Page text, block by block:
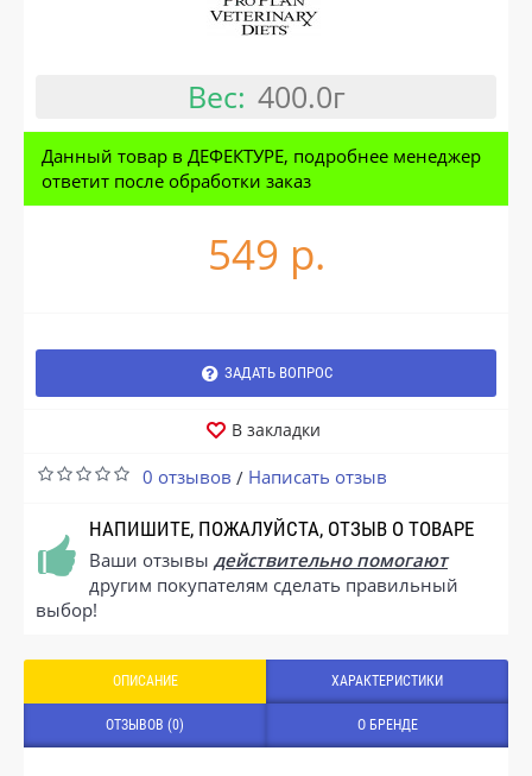
Вес: 400.0г
Данный товар в ДЕФЕКТУРЕ, подробнее менеджер
ответит после обработки заказ
549 р.
ЗАДАТЬ ВОПРОС
В закладки
0 отзывов / Написать отзыв
НАПИШИТЕ, ПОЖАЛУЙСТА, ОТЗЫВ О ТОВАРЕ
Ваши отзывы действительно помогают
другим покупателям сделать правильный
выбор!
ОПИСАНИЕ ХАРАКТЕРИСТИКИ
ОТЗЫВОВ (0) О БРЕНДЕ